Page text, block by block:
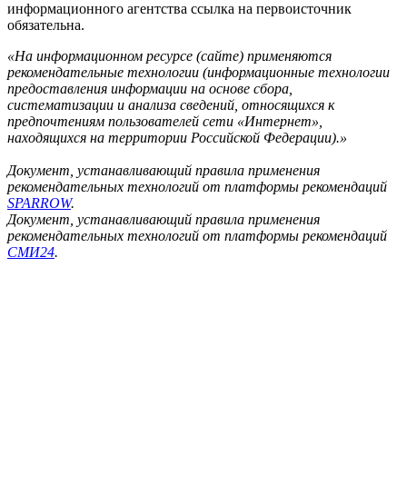
информационного агентства ссылка на первоисточник
обязательна.
«На информационном ресурсе (сайте) применяются
рекомендательные технологии (информационные технологии
предоставления информации на основе сбора,
систематизации и анализа сведений, относящихся к
предпочтениям пользователей сети «Интернет»,
находящихся на территории Российской Федерации).»
Документ, устанавливающий правила применения
рекомендательных технологий от платформы рекомендаций
SPARROW.
Документ, устанавливающий правила применения
рекомендательных технологий от платформы рекомендаций
СМИ24.